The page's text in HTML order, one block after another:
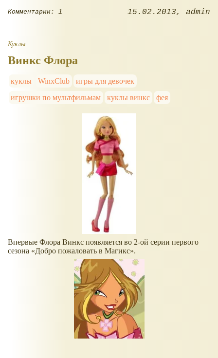
Комментарии: 1 15.02.2013 admin
Куклы
Винкс Флора
куклы WinxClub
игры для девочек
игрушки по мультфильмам
куклы винкс фея
Впервые Флора Винкс появляется во 2-ой серии первого
сезона
Добро пожаловать в Магикс .